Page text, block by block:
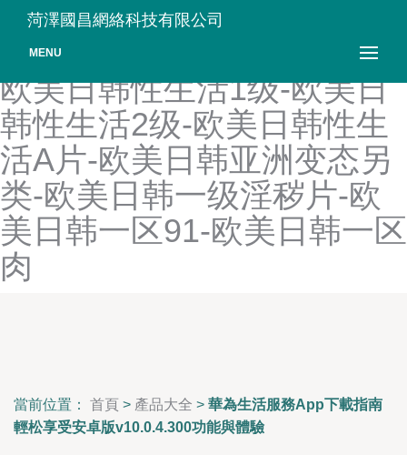
欧美日韩性爱DVD-欧美日韩
性爱视频A片-欧美日韩性交-
欧美日韩性生活1级-欧美日
韩性生活2级-欧美日韩性生
活A片-欧美日韩亚洲变态另
类-欧美日韩一级淫秽片-欧
美日韩一区91-欧美日韩一区
肉
菏澤國昌網絡科技有限公司
MENU
當前位置： 首頁 > 產品大全 > 華為生活服務App下載指南
輕松享受安卓版v10.0.4.300功能與體驗